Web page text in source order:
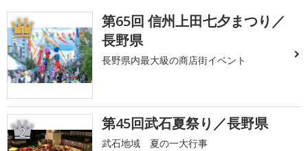
1
第65回 信州上田七夕まつり／
長野県
長野県内最大級の商店街イベント
2 第45回武石夏祭り／長野県
武石地域 夏の一大行事